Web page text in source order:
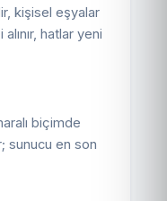
kişisel eşyalar
hatlar yeni
biçimde
sunucu en son